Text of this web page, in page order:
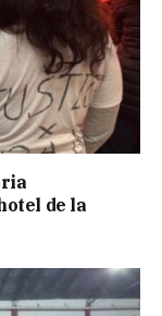
de la